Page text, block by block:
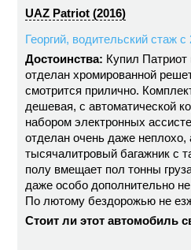
UAZ Patriot (2016)
Георгий, водительский стаж с
Достоинства: Купил Патриот
отделан хромированной
смотрится прилично.
дешевая, с автоматической
набором электронных
отделан очень даже
тысячалитровый багажник с
полу вмещает пол тонны
даже особо дополнительно
По лютому бездорожью не
Стоит ли этот автомобиль